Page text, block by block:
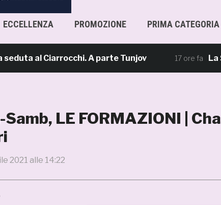
ECCELLENZA PROMOZIONE PRIMA CATEGORIA
al Ciarrocchi. A parte Tunjov 17 ore fa La Samb
LE FORMAZIONI |
2021 alle 14:22